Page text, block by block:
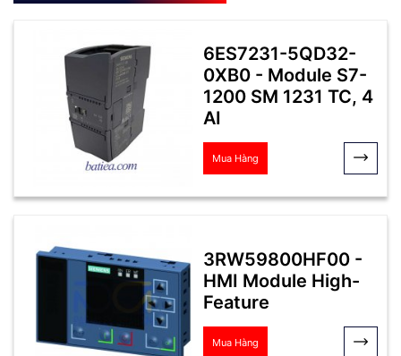
6ES7231-5QD32-
0XB0 - Module S7-
1200 SM 1231 TC, 4
AI
Mua Hàng
3RW59800HF00 -
HMI Module High-
Feature
Mua Hàng